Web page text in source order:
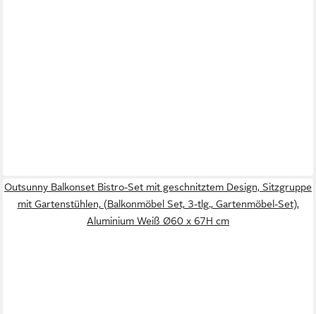
Outsunny Balkonset Bistro-Set mit geschnitztem Design, Sitzgruppe
mit Gartenstühlen, (Balkonmöbel Set, 3-tlg., Gartenmöbel-Set),
Aluminium Weiß Ø60 x 67H cm